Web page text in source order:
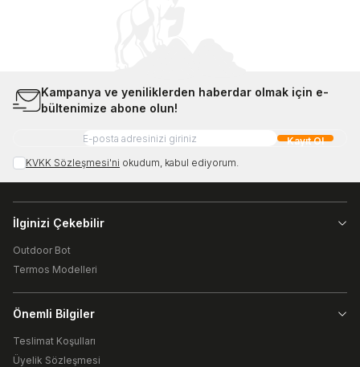
Kampanya ve yeniliklerden haberdar olmak için e-
bültenimize abone olun!
Kayıt Ol
KVKK Sözleşmesi'ni okudum, kabul ediyorum.
İlginizi Çekebilir
Outdoor Bot
Termos Modelleri
Önemli Bilgiler
Teslimat Koşulları
Üyelik Sözleşmesi